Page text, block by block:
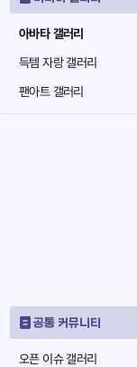
아바타 갤러리
득템 자랑 갤러리
팬아트 갤러리
공통 커뮤니티
오픈 이슈 갤러리